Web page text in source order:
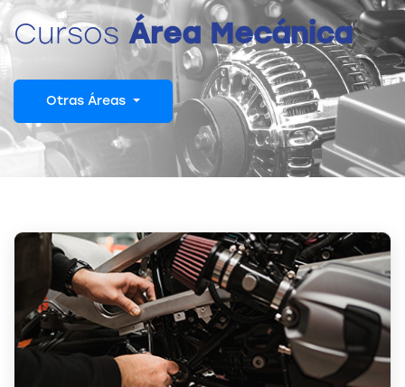
CursosÁrea Mecánica
Otras Áreas